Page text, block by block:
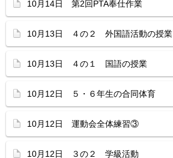
10月14日 第2回PTA奉仕作業
10月13日 ４の２ 外国語活動の授業
10月13日 ４の１ 国語の授業
10月12日 ５・６年生の合同体育
10月12日 運動会全体練習③
10月12日 ３の２ 学級活動